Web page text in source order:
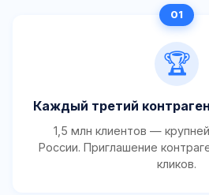
🏆
Каждый третий
1,5 млн клиентов —
России. Приглашение
кликов.